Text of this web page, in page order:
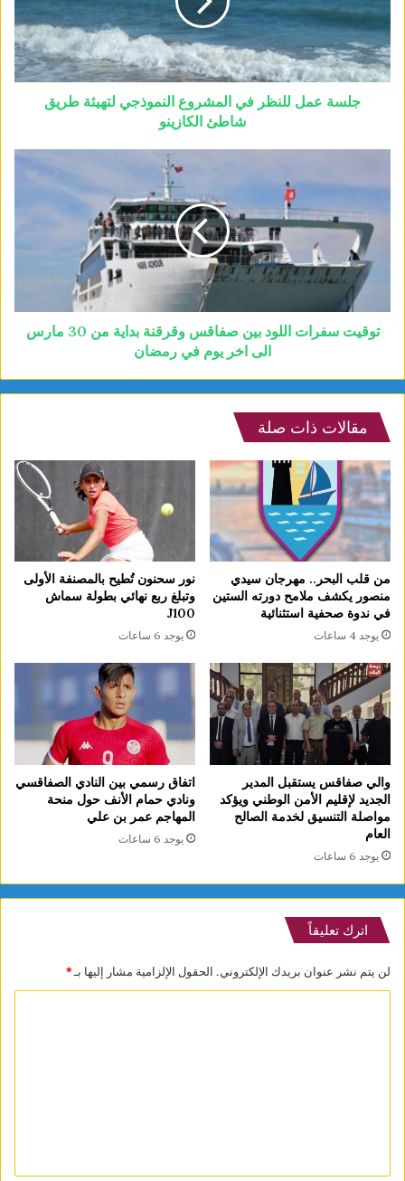
جلسة عمل للنظر في المشروع النموذجي لتهيئة طريق
شاطئ الكازينو
توقيت سفرات اللود بين صفاقس وقرقنة بداية من 30 مارس
الى اخر يوم في رمضان
مقالات ذات صلة
من قلب البحر.. مهرجان سيدي
منصور يكشف ملامح دورته الستين
في ندوة صحفية استثنائية
يوجد 4 ساعات
نور سحنون تُطيح بالمصنفة الأولى
وتبلغ ربع نهائي بطولة سماش
J100
يوجد 6 ساعات
والي صفاقس يستقبل المدير
الجديد لإقليم الأمن الوطني ويؤكد
مواصلة التنسيق لخدمة الصالح
العام
يوجد 6 ساعات
اتفاق رسمي بين النادي الصفاقسي
ونادي حمام الأنف حول منحة
المهاجم عمر بن علي
يوجد 6 ساعات
اترك تعليقاً
لن يتم نشر عنوان بريدك الإلكتروني. الحقول الإلزامية مشار إليها بـ*